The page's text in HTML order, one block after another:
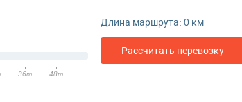
36т. 48т.
Длина маршрута: 0 км
Рассчитать перевозку